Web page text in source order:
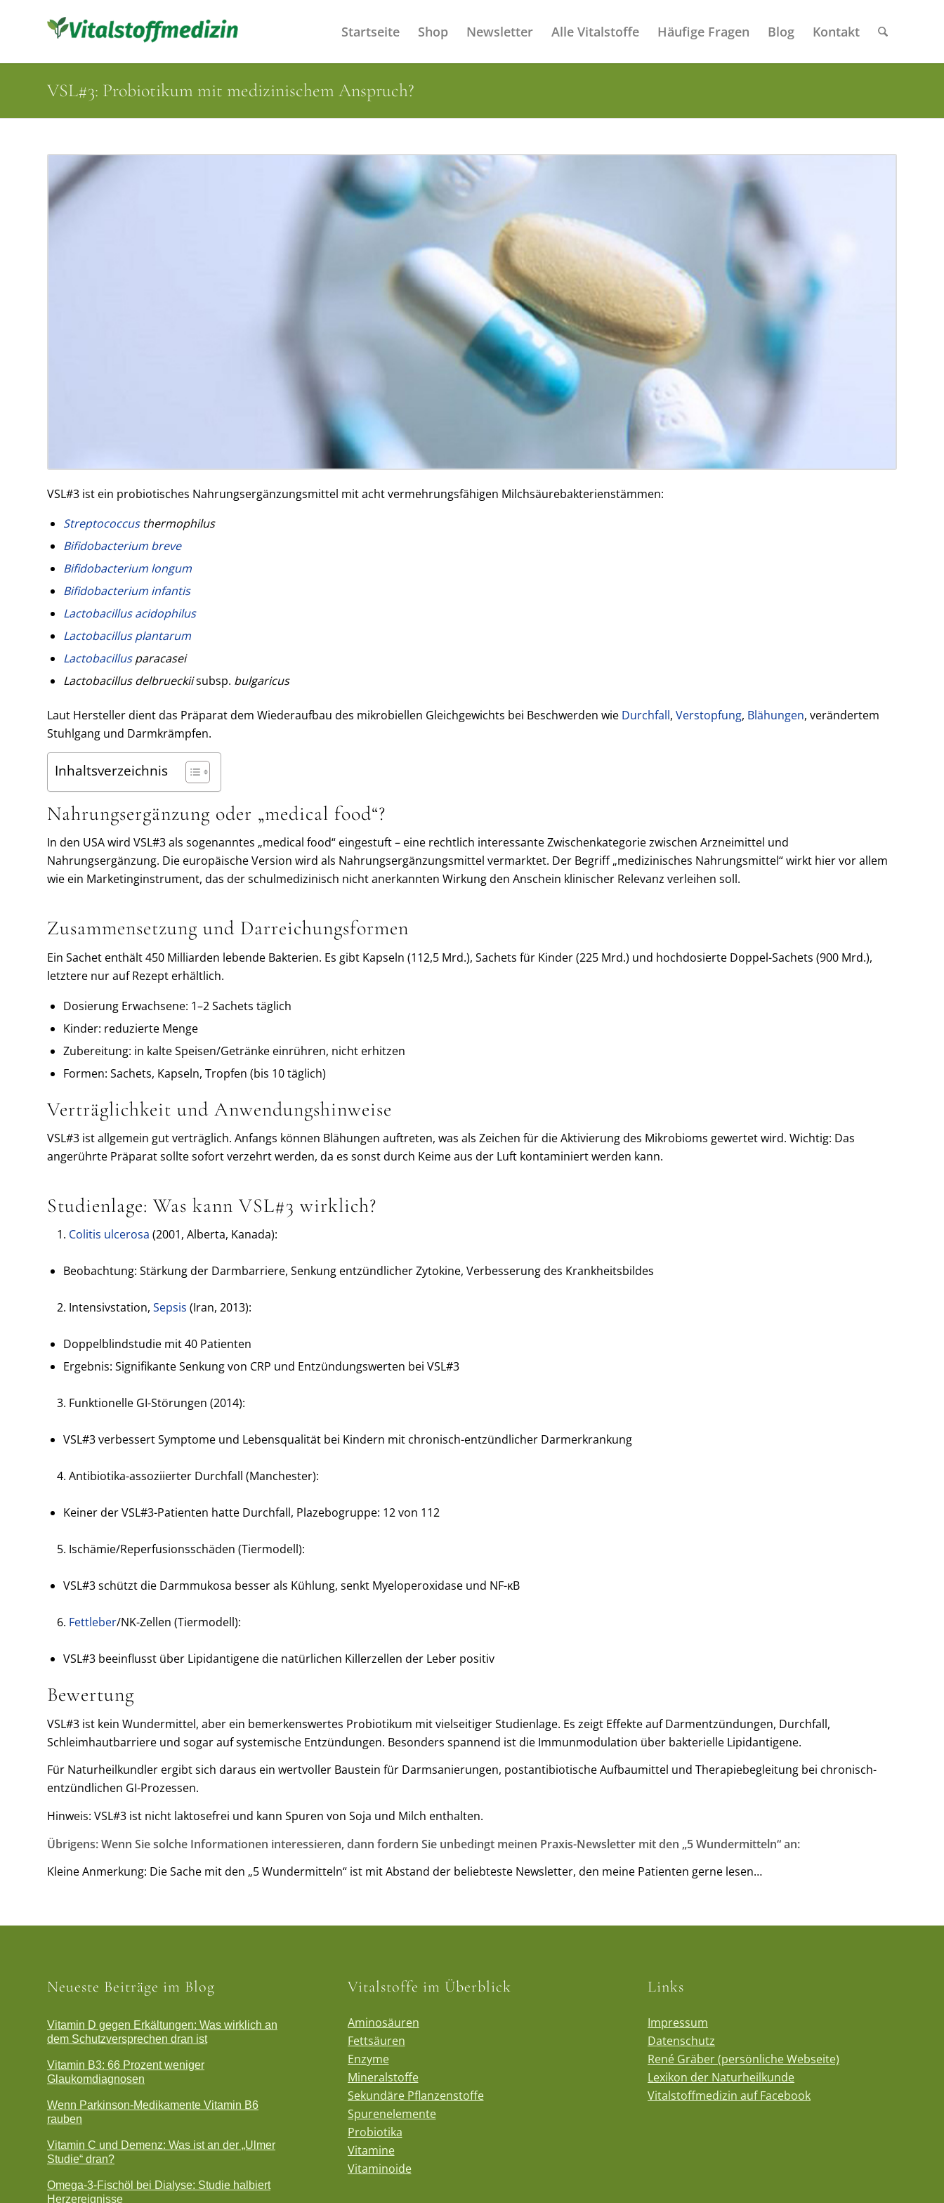
Startseite Shop Newsletter Alle Vitalstoffe Häufige Fragen Blog Kontakt
VSL#3: Probiotikum mit medizinischem Anspruch?
VSL#3 ist ein probiotisches Nahrungsergänzungsmittel mit acht vermehrungsfähigen Milchsäurebakterienstämmen:
Streptococcusthermophilus
Bifidobacterium breve
Bifidobacterium longum
Bifidobacterium infantis
Lactobacillus acidophilus
Lactobacillus plantarum
Lactobacillusparacasei
Lactobacillus delbrueckiisubsp. bulgaricus
Laut Hersteller dient das Präparat dem Wiederaufbau des mikrobiellen Gleichgewichts bei Beschwerden wie Durchfall, Verstopfung, Blähungen, verändertem
Stuhlgang und Darmkrämpfen.
Inhaltsverzeichnis
Nahrungsergänzung oder „medical food“?
In den USA wird VSL#3 als sogenanntes „medical food“ eingestuft – eine rechtlich interessante Zwischenkategorie zwischen Arzneimittel und
Nahrungsergänzung. Die europäische Version wird als Nahrungsergänzungsmittel vermarktet. Der Begriff „medizinisches Nahrungsmittel“ wirkt hier vor allem
wie ein Marketinginstrument, das der schulmedizinisch nicht anerkannten Wirkung den Anschein klinischer Relevanz verleihen soll.
Zusammensetzung und Darreichungsformen
Ein Sachet enthält 450 Milliarden lebende Bakterien. Es gibt Kapseln (112,5 Mrd.), Sachets für Kinder (225 Mrd.) und hochdosierte Doppel-Sachets (900 Mrd.),
letztere nur auf Rezept erhältlich.
Dosierung Erwachsene: 1–2 Sachets täglich
Kinder: reduzierte Menge
Zubereitung: in kalte Speisen/Getränke einrühren, nicht erhitzen
Formen: Sachets, Kapseln, Tropfen (bis 10 täglich)
Verträglichkeit und Anwendungshinweise
VSL#3 ist allgemein gut verträglich. Anfangs können Blähungen auftreten, was als Zeichen für die Aktivierung des Mikrobioms gewertet wird. Wichtig: Das
angerührte Präparat sollte sofort verzehrt werden, da es sonst durch Keime aus der Luft kontaminiert werden kann.
Studienlage: Was kann VSL#3 wirklich?
Colitis ulcerosa (2001, Alberta, Kanada):
Beobachtung: Stärkung der Darmbarriere, Senkung entzündlicher Zytokine, Verbesserung des Krankheitsbildes
Intensivstation, Sepsis (Iran, 2013):
Doppelblindstudie mit 40 Patienten
Ergebnis: Signifikante Senkung von CRP und Entzündungswerten bei VSL#3
Funktionelle GI-Störungen (2014):
VSL#3 verbessert Symptome und Lebensqualität bei Kindern mit chronisch-entzündlicher Darmerkrankung
Antibiotika-assoziierter Durchfall (Manchester):
Keiner der VSL#3-Patienten hatte Durchfall, Plazebogruppe: 12 von 112
Ischämie/Reperfusionsschäden (Tiermodell):
VSL#3 schützt die Darmmukosa besser als Kühlung, senkt Myeloperoxidase und NF-κB
Fettleber/NK-Zellen (Tiermodell):
VSL#3 beeinflusst über Lipidantigene die natürlichen Killerzellen der Leber positiv
Bewertung
VSL#3 ist kein Wundermittel, aber ein bemerkenswertes Probiotikum mit vielseitiger Studienlage. Es zeigt Effekte auf Darmentzündungen, Durchfall,
Schleimhautbarriere und sogar auf systemische Entzündungen. Besonders spannend ist die Immunmodulation über bakterielle Lipidantigene.
Für Naturheilkundler ergibt sich daraus ein wertvoller Baustein für Darmsanierungen, postantibiotische Aufbaumittel und Therapiebegleitung bei chronisch-
entzündlichen GI-Prozessen.
Hinweis: VSL#3 ist nicht laktosefrei und kann Spuren von Soja und Milch enthalten.
Übrigens: Wenn Sie solche Informationen interessieren, dann fordern Sie unbedingt meinen Praxis-Newsletter mit den „5 Wundermitteln“ an:
Kleine Anmerkung: Die Sache mit den „5 Wundermitteln“ ist mit Abstand der beliebteste Newsletter, den meine Patienten gerne lesen…
Neueste Beiträge im Blog
Vitamin D gegen Erkältungen: Was wirklich an
dem Schutzversprechen dran ist
Vitamin B3: 66 Prozent weniger
Glaukomdiagnosen
Wenn Parkinson-Medikamente Vitamin B6
rauben
Vitamin C und Demenz: Was ist an der „Ulmer
Studie“ dran?
Omega-3-Fischöl bei Dialyse: Studie halbiert
Herzereignisse
Vitalstoffe im Überblick
Aminosäuren
Fettsäuren
Enzyme
Mineralstoffe
Sekundäre Pflanzenstoffe
Spurenelemente
Probiotika
Vitamine
Vitaminoide
Links
Impressum
Datenschutz
René Gräber (persönliche Webseite)
Lexikon der Naturheilkunde
Vitalstoffmedizin auf Facebook